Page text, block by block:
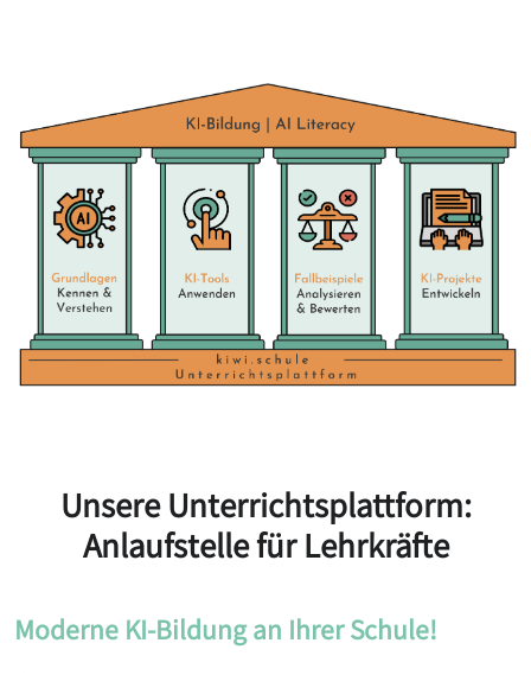
Unsere Unterrichtsplattform:
Anlaufstelle für Lehrkräfte
Moderne KI-Bildung an Ihrer Schule!